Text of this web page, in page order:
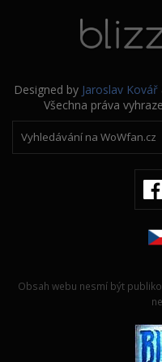
Designed by Jaroslav Kovář
Všechna práva
Obsah webu nesmí být